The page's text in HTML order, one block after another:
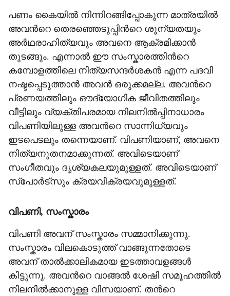
പണം കൈയിൽ നിന്നിറങ്ങിപ്പോകുന്ന മാത്രയിൽ
അവന്‍റെ തെരഞ്ഞെടുപ്പിന്‍റെ ശൂന്യതയും
അർഥരാഹിത്യവും അവനെ ആക്രമിക്കാൻ
തുടങ്ങും. എന്നാൽ ഈ സംസ്കാരത്തിന്‍റെ
കമ്പോളത്തിലെ നിത്യസന്ദർശകൻ എന്ന പദവി
നഷ്ടപ്പെടുത്താൻ അവൻ ഒരുക്കമല്ല. അവന്‍റെ
പ്രണയത്തിലും ഔദ്യോഗിക ജീവിതത്തിലും
വീട്ടിലും വ്യക്തിപരമായ നിലനിൽപ്പിനാധാരം
വിപണിയിലുള്ള അവന്‍റെ സാന്നിധ്യവും
ഇടപെടലും തന്നെയാണ്. വിപണിയാണ്, അവനെ
നിത്യനൂതനമാക്കുന്നത്. അവിടെയാണ്
സംഗീതവും ദൃശ്യകലയുമുള്ളത്. അവിടെയാണ്
സ്പോർട്സും ക്രയവിക്രയവുമുള്ളത്.
വിപണി, സംസ്കാരം
വിപണി അവന് സംസ്കാരം സമ്മാനിക്കുന്നു.
സംസ്കാരം വിലകൊടുത്ത് വാങ്ങുന്നതോടെ
അവന് താൽക്കാലികമായ ഇടത്താവളങ്ങൾ
കിട്ടുന്നു. അവന്‍റെ വാങ്ങൽ ശേഷി സമൂഹത്തിൽ
നിലനിൽക്കാനുള്ള വിസയാണ്. തന്‍റെ